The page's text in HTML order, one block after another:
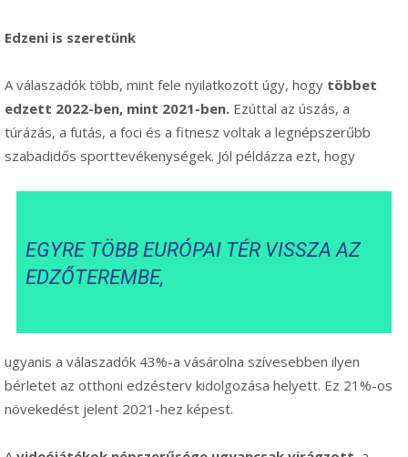
Edzeni is szeretünk
A válaszadók több, mint fele nyilatkozott úgy, hogy többet
edzett 2022-ben, mint 2021-ben. Ezúttal az úszás, a
túrázás, a futás, a foci és a fitnesz voltak a legnépszerűbb
szabadidős sporttevékenységek. Jól példázza ezt, hogy
EGYRE TÖBB EURÓPAI TÉR VISSZA AZ
EDZŐTEREMBE,
ugyanis a válaszadók 43%-a vásárolna szívesebben ilyen
bérletet az otthoni edzésterv kidolgozása helyett. Ez 21%-os
növekedést jelent 2021-hez képest.